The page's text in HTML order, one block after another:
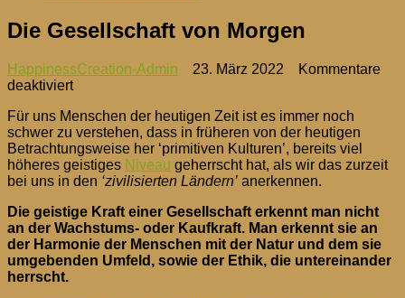
Die Gesellschaft von Morgen
HappinessCreation-Admin 23. März 2022
Kommentare
deaktiviertfür
Gesellschaft
von
Morgen
Für uns Menschen der heutigen Zeit ist es immer noch
schwer zu verstehen, dass in früheren von der heutigen
Betrachtungsweise her ‘primitiven Kulturen’, bereits viel
höheres geistiges Niveau geherrscht hat, als wir das zurzeit
bei uns in den ‘zivilisierten Ländern’ anerkennen.
Die geistige Kraft einer Gesellschaft erkennt man nicht
an der Wachstums- oder Kaufkraft. Man erkennt sie an
der Harmonie der Menschen mit der Natur und dem sie
umgebenden Umfeld, sowie der Ethik, die untereinander
herrscht.